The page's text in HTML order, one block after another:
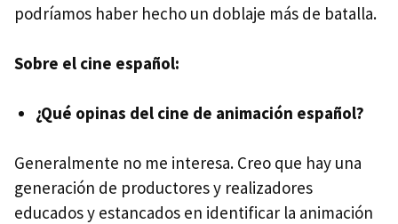
podríamos haber hecho un doblaje más de batalla.
Sobre el cine español:
¿Qué opinas del cine de animación español?
Generalmente no me interesa. Creo que hay una
generación de productores y realizadores
educados y estancados en identificar la animación